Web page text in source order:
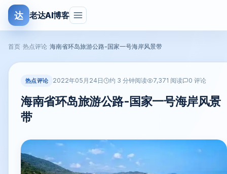
达 老达AI博客
首页 热点评论 海南省环岛旅游公路-国家一号海岸风景带
热点评论 2022年05月24日 约 3 分钟阅读 7,371 阅读 0 评论
海南省环岛旅游公路-国家一号海岸风景
带